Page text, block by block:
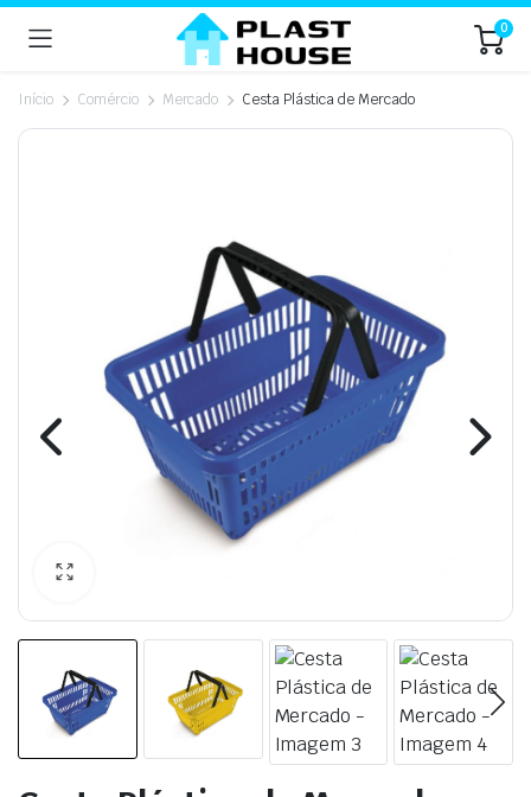
0
Início Comércio Mercado Cesta Plástica de Mercado